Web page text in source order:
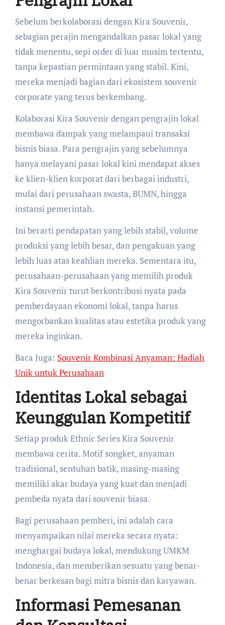
Sebelum berkolaborasi dengan Kira Souvenir,
sebagian perajin mengandalkan pasar lokal yang
tidak menentu, sepi order di luar musim tertentu,
tanpa kepastian permintaan yang stabil. Kini,
mereka menjadi bagian dari ekosistem souvenir
corporate yang terus berkembang.
Kolaborasi Kira Souvenir dengan pengrajin lokal
membawa dampak yang melampaui transaksi
bisnis biasa. Para pengrajin yang sebelumnya
hanya melayani pasar lokal kini mendapat akses
ke klien-klien korporat dari berbagai industri,
mulai dari perusahaan swasta, BUMN, hingga
instansi pemerintah.
Ini berarti pendapatan yang lebih stabil, volume
produksi yang lebih besar, dan pengakuan yang
lebih luas atas keahlian mereka. Sementara itu,
perusahaan-perusahaan yang memilih produk
Kira Souvenir turut berkontribusi nyata pada
pemberdayaan ekonomi lokal, tanpa harus
mengorbankan kualitas atau estetika produk yang
mereka inginkan.
Baca Juga: Souvenir Kombinasi Anyaman: Hadiah
Unik untuk Perusahaan
Identitas Lokal sebagai
Keunggulan Kompetitif
Setiap produk Ethnic Series Kira Souvenir
membawa cerita. Motif songket, anyaman
tradisional, sentuhan batik, masing-masing
memiliki akar budaya yang kuat dan menjadi
pembeda nyata dari souvenir biasa.
Bagi perusahaan pemberi, ini adalah cara
menyampaikan nilai mereka secara nyata:
menghargai budaya lokal, mendukung UMKM
Indonesia, dan memberikan sesuatu yang benar-
benar berkesan bagi mitra bisnis dan karyawan.
Informasi Pemesanan